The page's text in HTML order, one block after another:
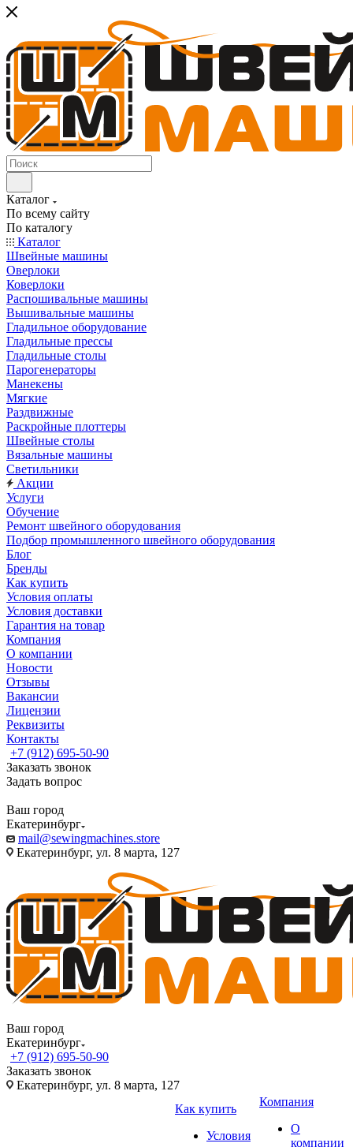
Каталог
По всему сайту
По каталогу
Каталог
Швейные машины
Оверлоки
Коверлоки
Распошивальные машины
Вышивальные машины
Гладильное оборудование
Гладильные прессы
Гладильные столы
Парогенераторы
Манекены
Мягкие
Раздвижные
Раскройные плоттеры
Швейные столы
Вязальные машины
Светильники
Акции
Услуги
Обучение
Ремонт швейного оборудования
Подбор промышленного швейного оборудования
Блог
Бренды
Как купить
Условия оплаты
Условия доставки
Гарантия на товар
Компания
О компании
Новости
Отзывы
Вакансии
Лицензии
Реквизиты
Контакты
+7 (912) 695-50-90
Заказать звонок
Задать вопрос
Ваш город
Екатеринбург
mail@sewingmachines.store
Екатеринбург, ул. 8 марта, 127
Ваш город
Екатеринбург
+7 (912) 695-50-90
Заказать звонок
Екатеринбург, ул. 8 марта, 127
Как купить
Условия
Компания
О
компании